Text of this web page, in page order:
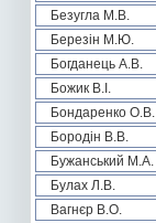
Безугла М.В.
Березін М.Ю.
Богданець А.В.
Божик В.І.
Бондаренко О.В.
Бородін В.В.
Бужанський М.А.
Булах Л.В.
Вагнєр В.О.